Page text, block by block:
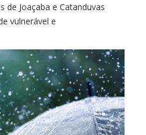
de Joaçaba e Catanduvas
vulnerável e
os policiais […]